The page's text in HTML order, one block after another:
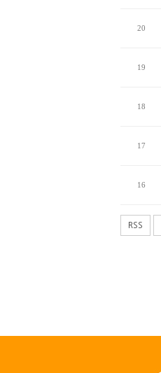
20
19
18
17
16
RSS